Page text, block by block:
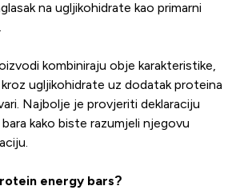
na ugljikohidrate kao primarni
kombiniraju obje karakteristike,
ugljikohidrate uz dodatak proteina
Najbolje je provjeriti deklaraciju
kako biste razumjeli njegovu
energy bars?